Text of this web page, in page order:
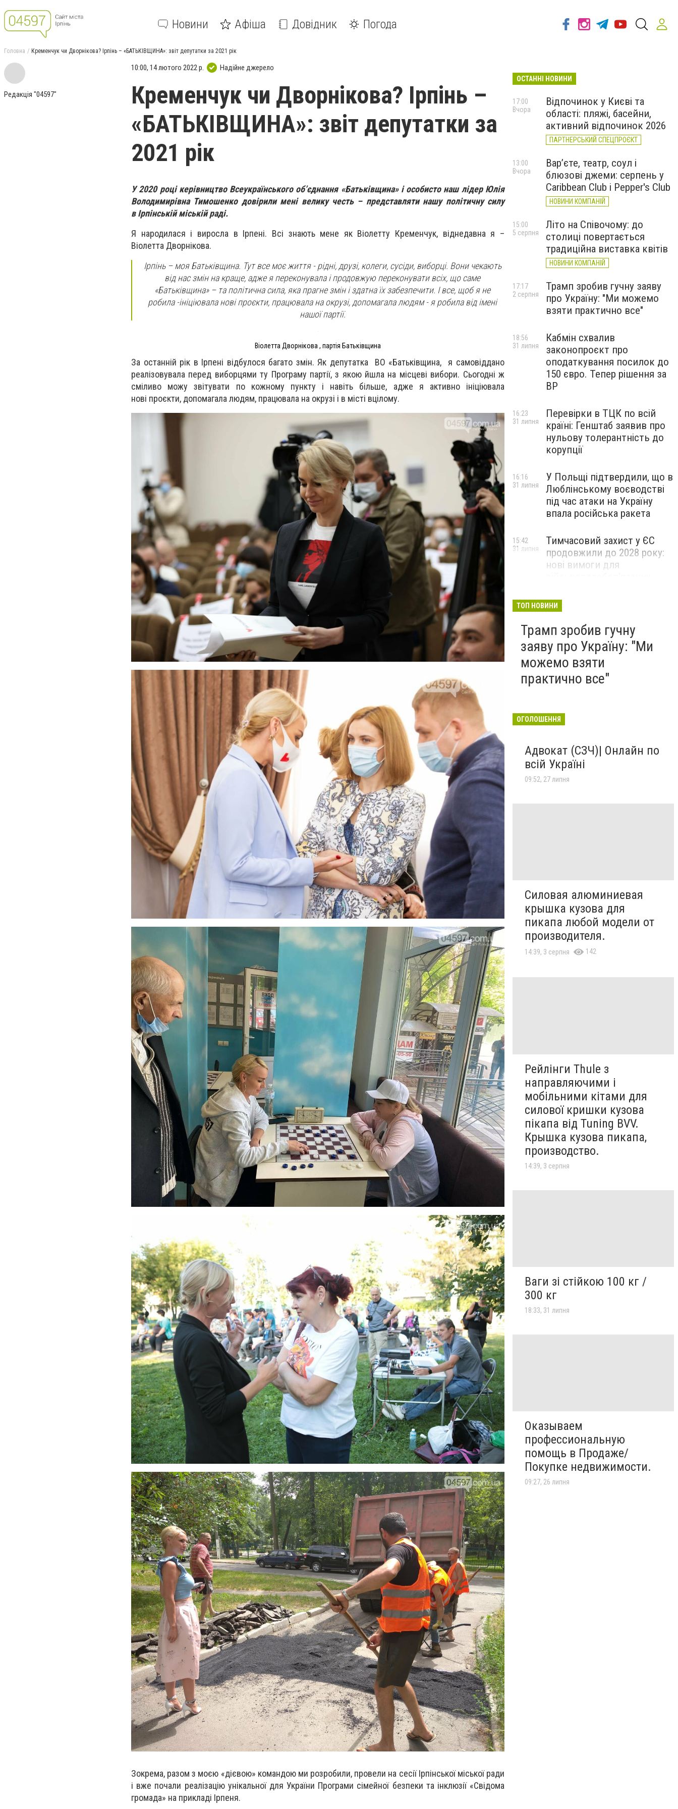
Новини Афіша Довідник Погода
Головна Кременчук чи Дворнікова? Ірпінь – «БАТЬКІВЩИНА»: звіт депутатки за 2021 рік
Редакція "04597"
10:00, 14 лютого 2022 р. Надійне джерело
Кременчук чи Дворнікова? Ірпінь –
«БАТЬКІВЩИНА»: звіт депутатки за
2021 рік
У 2020 році керівництво Всеукраїнського об’єднання «Батьківщина» і особисто наш лідер Юлія
Володимирівна Тимошенко довірили мені велику честь – представляти нашу політичну силу
вІрпінськійміській раді.
Я народилася і виросла в Ірпені. Всі знають мене як Віолетту Кременчук, віднедавна я –
Віолетта Дворнікова.
Ірпінь – моя Батьківщина. Тут все моє життя - рідні, друзі, колеги, сусіди, виборці. Вони чекають
від нас змін на краще, адже я переконувала і продовжую переконувати всіх, що саме
«Батьківщина» – та політична сила, яка прагне змін і здатна їх забезпечити. І все, щоб я не
робила -ініціювала новіпроєкти, працювала на окрузі, допомагала людям - я робила від імені
нашої партії.
Віолетта Дворнікова , партія Батьківщина
За останній рік в Ірпені відбулося багато змін. Як депутатка ВО «Батьківщина, я самовіддано
реалізовувала перед виборцями ту Програму партії, з якою йшла на місцеві вибори. Сьогодні ж
сміливо можу звітувати по кожному пункту і навіть більше, адже я активно ініціювала
нові проєкти, допомагала людям, працювала на окрузі і в місті вцілому.
Зокрема, разом з моєю «дієвою» командою ми розробили, провели на сесіїІрпінськоїміської ради
і вже почали реалізацію унікальної для України Програми сімейної безпеки та інклюзії «Свідома
громада» на прикладі Ірпеня.
ОСТАННІ НОВИНИ
Відпочинок у Києві та
області: пляжі, басейни,
активний відпочинок 2026
ПАРТНЕРСЬКИЙ СПЕЦПРОЄКТ
17:00
Вчора
Вар’єте, театр, соул і
блюзові джеми: серпень у
Caribbean Club і Pepper's Club
НОВИНИ КОМПАНІЙ
13:00
Вчора
Літо на Співочому: до
столиці повертається
традиційна виставка квітів
НОВИНИ КОМПАНІЙ
15:00
5 серпня
Трамп зробив гучну заяву
про Україну: "Ми можемо
взяти практично все"
17:17
2 серпня
Кабмін схвалив
законопроєкт про
оподаткування посилок до
150 євро. Тепер рішення за
ВР
18:56
31 липня
Перевірки в ТЦК по всій
країні: Генштаб заявив про
нульову толерантність до
корупції
16:23
31 липня
У Польщі підтвердили, що в
Люблінському воєводстві
під час атаки на Україну
впала російська ракета
16:16
31 липня
Тимчасовий захист у ЄС
продовжили до 2028 року:
нові вимоги для
15:42
31 липня
ТОП НОВИНИ
Трамп зробив гучну
заяву про Україну: "Ми
можемо взяти
практично все"
ОГОЛОШЕННЯ
Адвокат (СЗЧ)| Онлайн по
всій Україні
09:52, 27 липня
Силовая алюминиевая
крышка кузова для
пикапа любой модели от
производителя.
14:39, 3 серпня 142
Рейлінги Thule з
направляючими і
мобільними кітами для
силової кришки кузова
пікапа від Tuning BVV.
Крышка кузова пикапа,
производство.
14:39, 3 серпня
Ваги зі стійкою 100 кг /
300 кг
18:33, 31 липня
Оказываем
профессиональную
помощь в Продаже/
Покупке недвижимости.
09:27, 26 липня